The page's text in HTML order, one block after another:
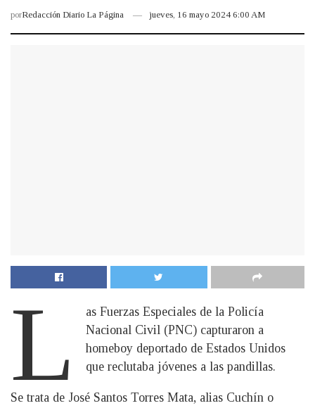
porRedacción Diario La Página jueves, 16 mayo 2024 6:00 AM
L
as Fuerzas Especiales de la Policía
Nacional Civil (PNC) capturaron a
homeboy deportado de Estados Unidos
que reclutaba jóvenes a las pandillas.
Se trata de José Santos Torres Mata, alias Cuchín o